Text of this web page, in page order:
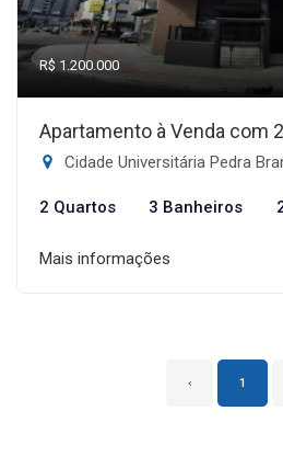
R$ 1.200.000
Apartamento à Venda com
Cidade Universitária Pedra
2 Quartos 3 Banheiros
Mais informações
‹ 1